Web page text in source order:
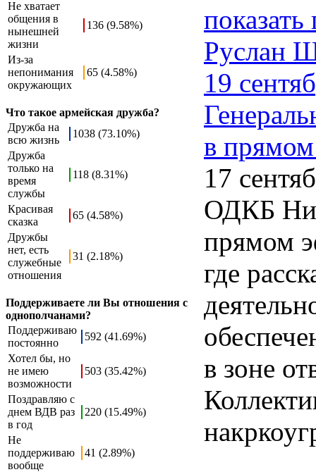
Не хватает
общения в
нынешней
жизни
136 (9.58%)
Из-за
непонимания
окружающих
65 (4.58%)
Что такое армейская дружба?
Дружба на
всю жизнь
1038 (73.10%)
Дружба
только на
время
службы
118 (8.31%)
Красивая
сказка
65 (4.58%)
Дружбы
нет, есть
служебные
отношения
31 (2.18%)
Поддерживаете ли Вы отношения с
однополчанами?
Поддерживаю
постоянно
592 (41.69%)
Хотел бы, но
не имею
возможности
503 (35.42%)
Поздравляю с
днем ВДВ раз
в год
220 (15.49%)
Не
поддерживаю
вообще
41 (2.89%)
Руслан
19
в прямом
17
ОДКБ
прямом
где
в зоне